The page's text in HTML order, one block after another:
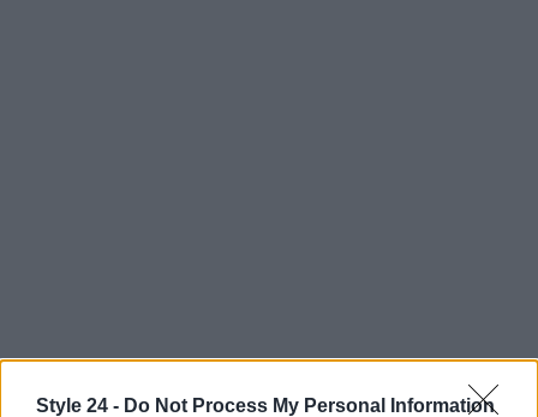
Style 24 - Do Not Process My Personal Information